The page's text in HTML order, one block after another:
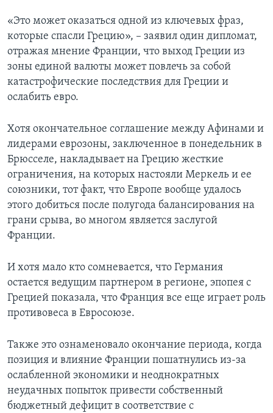
«Это может оказаться одной из ключевых фраз,
которые спасли Грецию», – заявил один дипломат,
отражая мнение Франции, что выход Греции из
зоны единой валюты может повлечь за собой
катастрофические последствия для Греции и
ослабить евро.
Хотя окончательное соглашение между Афинами и
лидерами еврозоны, заключенное в понедельник в
Брюсселе, накладывает на Грецию жесткие
ограничения, на которых настояли Меркель и ее
союзники, тот факт, что Европе вообще удалось
этого добиться после полугода балансирования на
грани срыва, во многом является заслугой
Франции.
И хотя мало кто сомневается, что Германия
остается ведущим партнером в регионе, эпопея с
Грецией показала, что Франция все еще играет роль
противовеса в Евросоюзе.
Также это ознаменовало окончание периода, когда
позиция и влияние Франции пошатнулись из-за
ослабленной экономики и неоднократных
неудачных попыток привести собственный
бюджетный дефицит в соответствие с